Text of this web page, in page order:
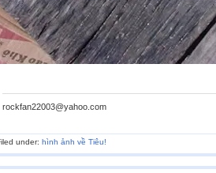
rockfan22003@yahoo.com
under: hình ảnh về Tiêu!